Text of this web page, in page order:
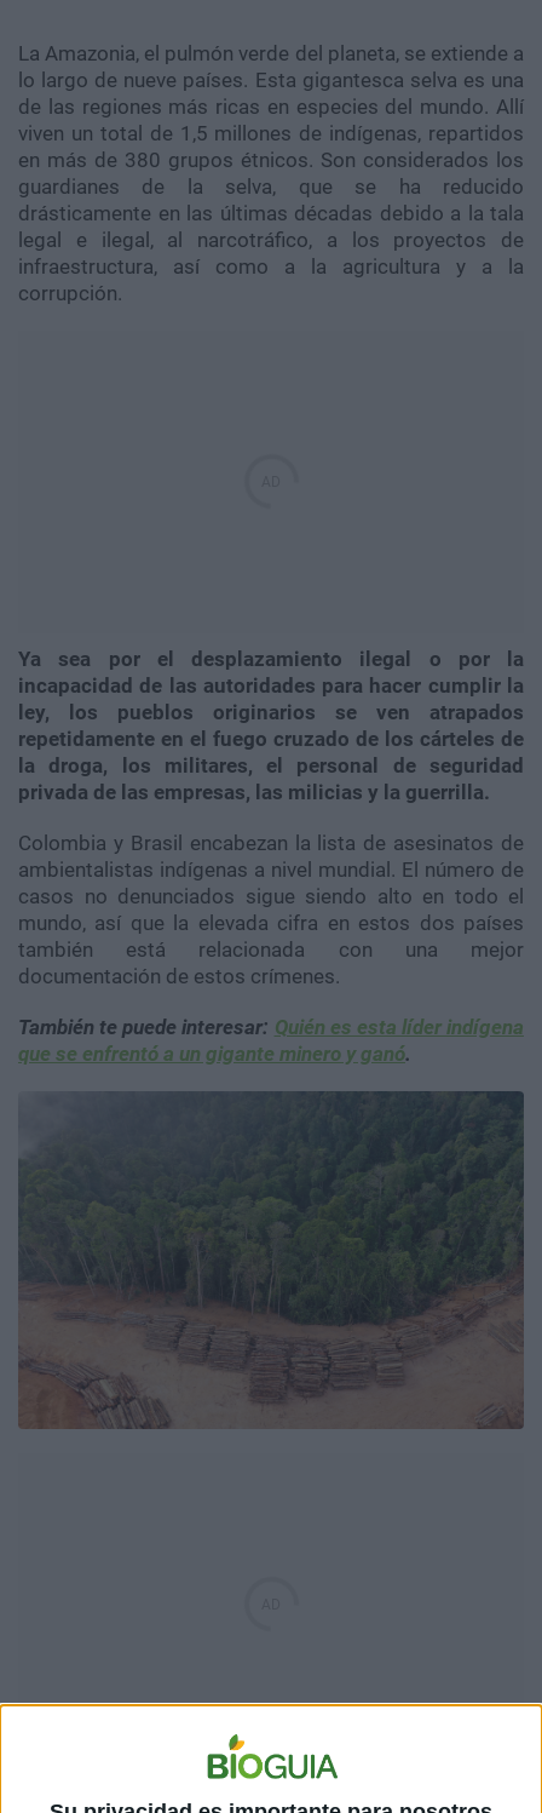
La Amazonia, el pulmón verde del planeta, se extiende a
lo largo de nueve países. Esta gigantesca selva es una
de las regiones más ricas en especies del mundo. Allí
viven un total de 1,5 millones de indígenas, repartidos
en más de 380 grupos étnicos. Son considerados los
guardianes de la selva, que se ha reducido
drásticamente en las últimas décadas debido a la tala
legal e ilegal, al narcotráfico, a los proyectos de
infraestructura, así como a la agricultura y a la
corrupción.
Ya sea por el desplazamiento ilegal o por la
incapacidad de las autoridades para hacer cumplir la
ley, los pueblos originarios se ven atrapados
repetidamente en el fuego cruzado de los cárteles de
la droga, los militares, el personal de seguridad
privada de las empresas, las milicias y la guerrilla.
Colombia y Brasil encabezan la lista de asesinatos de
ambientalistas indígenas a nivel mundial. El número de
casos no denunciados sigue siendo alto en todo el
mundo, así que la elevada cifra en estos dos países
también está relacionada con una mejor
documentación de estos crímenes.
También te puede interesar: Quién es esta líder indígena
que se enfrentó a un gigante minero y ganó.